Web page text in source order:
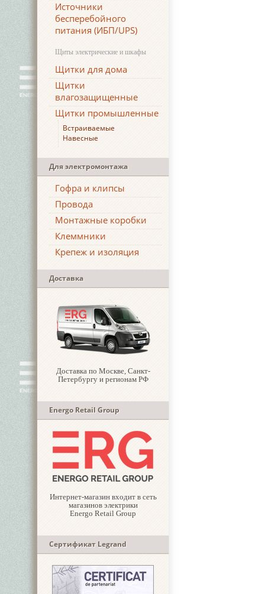
Источники
бесперебойного
питания (ИБП/UPS)
Щиты электрические и шкафы
Щитки для дома
Щитки
влагозащищенные
Щитки промышленные
Встраиваемые
Навесные
Для электромонтажа
Гофра и клипсы
Провода
Монтажные коробки
Клеммники
Крепеж и изоляция
Доставка
Доставка по Москве, Санкт-
Петербургу и регионам РФ
Energo Retail Group
Интернет-магазин входит в сеть
магазинов электрики
Energo Retail Group
Сертификат Legrand